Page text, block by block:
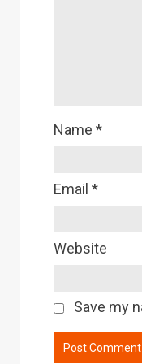
Name *
Email *
Website
Save my